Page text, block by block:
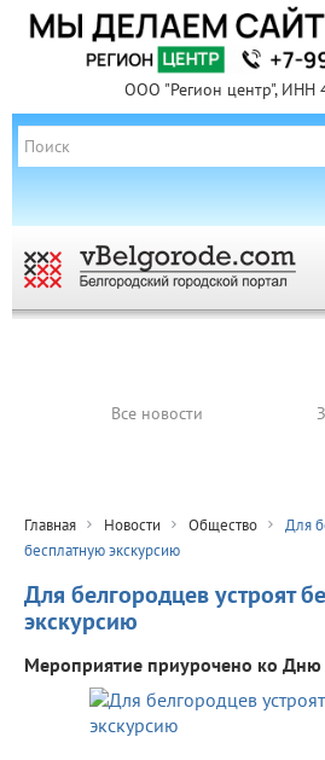
ООО "Регион центр", ИНН
Все новости
Главная Новости Общество
Для
бесплатную экскурсию
Для белгородцев устроят
экскурсию
Мероприятие приурочено ко Дню